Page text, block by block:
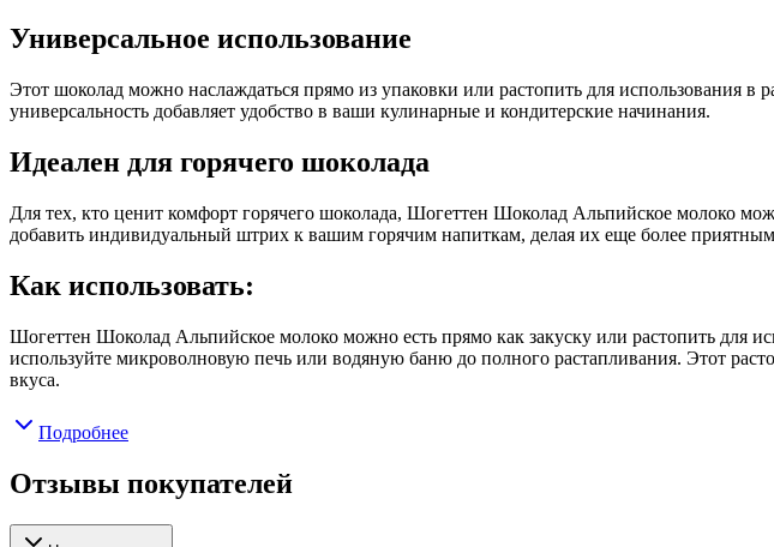
Универсальное использование
Этот шоколад можно наслаждаться прямо из упаковки или растопить для использования
универсальность добавляет удобство в ваши кулинарные и кондитерские начинания.
Идеален для горячего шоколада
Для тех, кто ценит комфорт горячего шоколада, Шогеттен Шоколад Альпийское молоко
добавить индивидуальный штрих к вашим горячим напиткам, делая их еще более
Как использовать:
Шогеттен Шоколад Альпийское молоко можно есть прямо как закуску или растопить для
используйте микроволновую печь или водяную баню до полного растапливания. Этот
вкуса.
Подробнее
Отзывы покупателей